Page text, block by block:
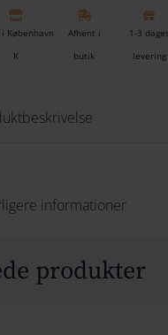
er CE mærket Denne vare
København
K
Afhent i
butik
1-3 dages
levering
informationer
produkter